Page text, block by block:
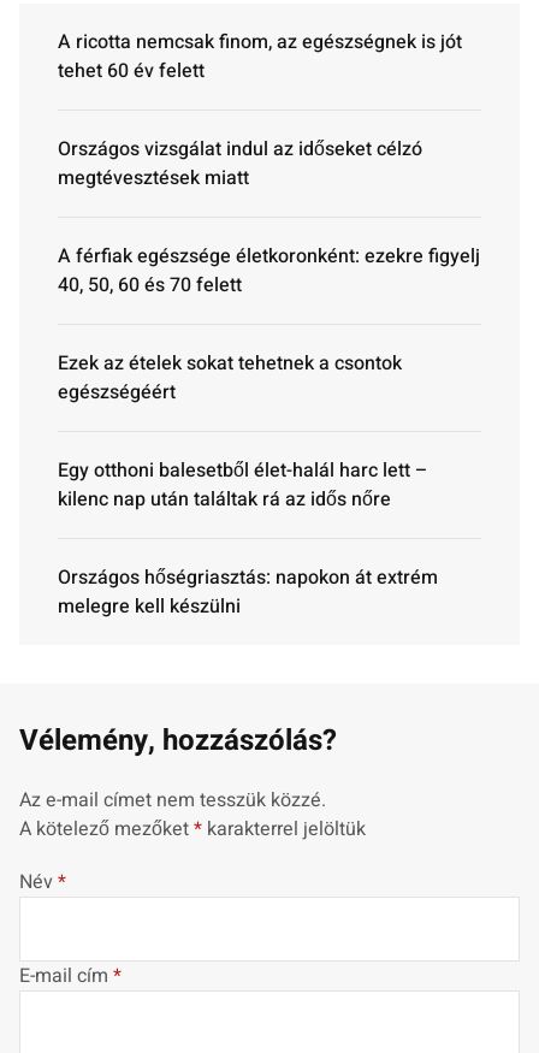
A ricotta nemcsak finom, az egészségnek is jót
tehet 60 év felett
Országos vizsgálat indul az időseket célzó
megtévesztések miatt
A férfiak egészsége életkoronként: ezekre figyelj
40, 50, 60 és 70 felett
Ezek az ételek sokat tehetnek a csontok
egészségéért
Egy otthoni balesetből élet-halál harc lett –
kilenc nap után találtak rá az idős nőre
Országos hőségriasztás: napokon át extrém
melegre kell készülni
Vélemény, hozzászólás?
Az e-mail címet nem tesszük közzé.
A kötelező mezőket* karakterrel jelöltük
Név*
E-mail cím *